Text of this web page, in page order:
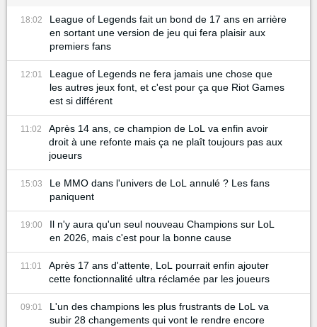
18:02
League of Legends fait un bond de 17 ans en arrière
en sortant une version de jeu qui fera plaisir aux
premiers fans
12:01
League of Legends ne fera jamais une chose que
les autres jeux font, et c'est pour ça que Riot Games
est si différent
11:02
Après 14 ans, ce champion de LoL va enfin avoir
droit à une refonte mais ça ne plaît toujours pas aux
joueurs
15:03
Le MMO dans l'univers de LoL annulé ? Les fans
paniquent
19:00
Il n'y aura qu'un seul nouveau Champions sur LoL
en 2026, mais c'est pour la bonne cause
11:01
Après 17 ans d'attente, LoL pourrait enfin ajouter
cette fonctionnalité ultra réclamée par les joueurs
09:01
L'un des champions les plus frustrants de LoL va
subir 28 changements qui vont le rendre encore